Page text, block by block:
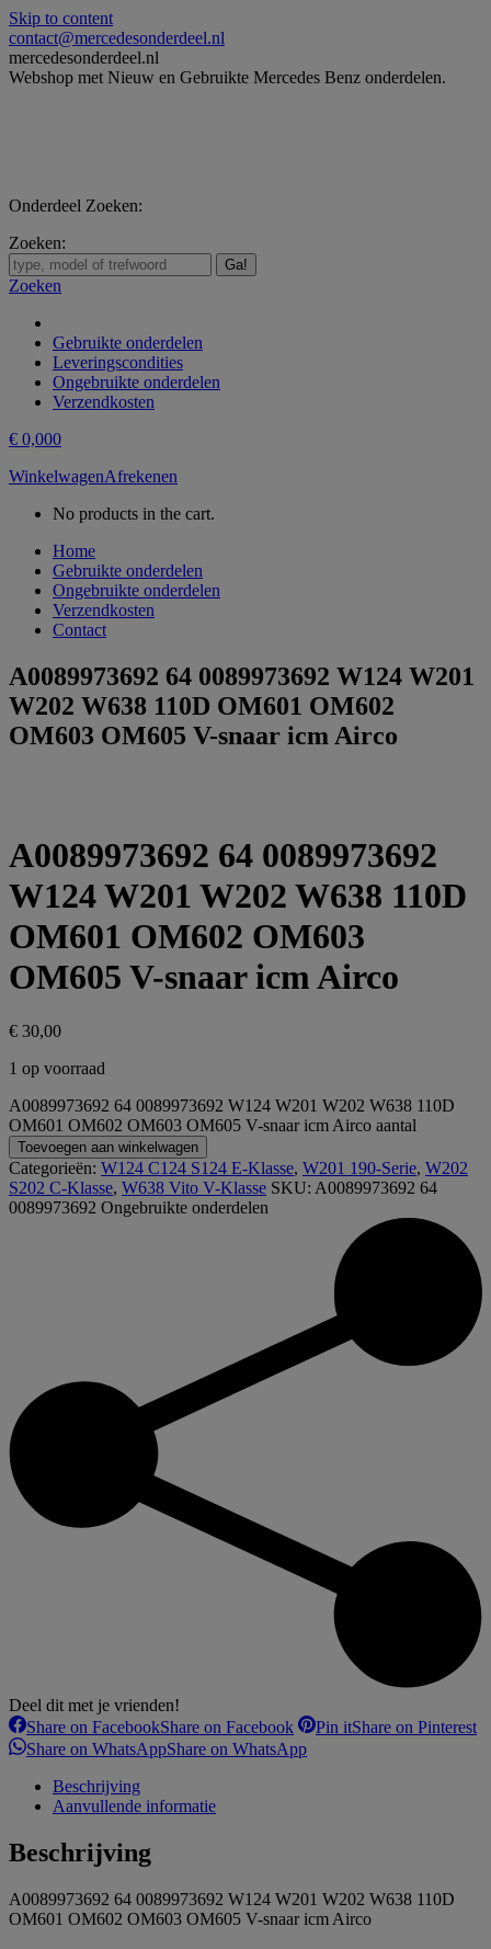
Skip to content
contact@mercedesonderdeel.nl
mercedesonderdeel.nl
Webshop met Nieuw en Gebruikte Mercedes Benz onderdelen.
Onderdeel Zoeken:
Zoeken:
Zoeken
Gebruikte onderdelen
Leveringscondities
Ongebruikte onderdelen
Verzendkosten
€ 0,000
WinkelwagenAfrekenen
No products in the cart.
Home
Gebruikte onderdelen
Ongebruikte onderdelen
Verzendkosten
Contact
A0089973692 64 0089973692 W124 W201
W202 W638 110D OM601 OM602
OM603 OM605 V-snaar icm Airco
A0089973692 64 0089973692
W124 W201 W202 W638 110D
OM601 OM602 OM603
OM605 V-snaar icm Airco
€ 30,00
1 op voorraad
A0089973692 64 0089973692 W124 W201 W202 W638 110D
OM601 OM602 OM603 OM605 V-snaar icm Airco aantal
Toevoegen aan winkelwagen
Categorieën: W124 C124 S124 E-Klasse, W201 190-Serie, W202
S202 C-Klasse, W638 Vito V-Klasse SKU: A0089973692 64
0089973692 Ongebruikte onderdelen
Deel dit met je vrienden!
Share on FacebookShare on Facebook Pin itShare on Pinterest
Share on WhatsAppShare on WhatsApp
Beschrijving
Aanvullende informatie
Beschrijving
A0089973692 64 0089973692 W124 W201 W202 W638 110D
OM601 OM602 OM603 OM605 V-snaar icm Airco